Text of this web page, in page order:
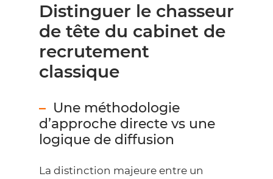
Distinguer le chasseur
de tête du cabinet de
recrutement
classique
Une méthodologie
d’approche directe vs une
logique de diffusion
La distinction majeure entre un